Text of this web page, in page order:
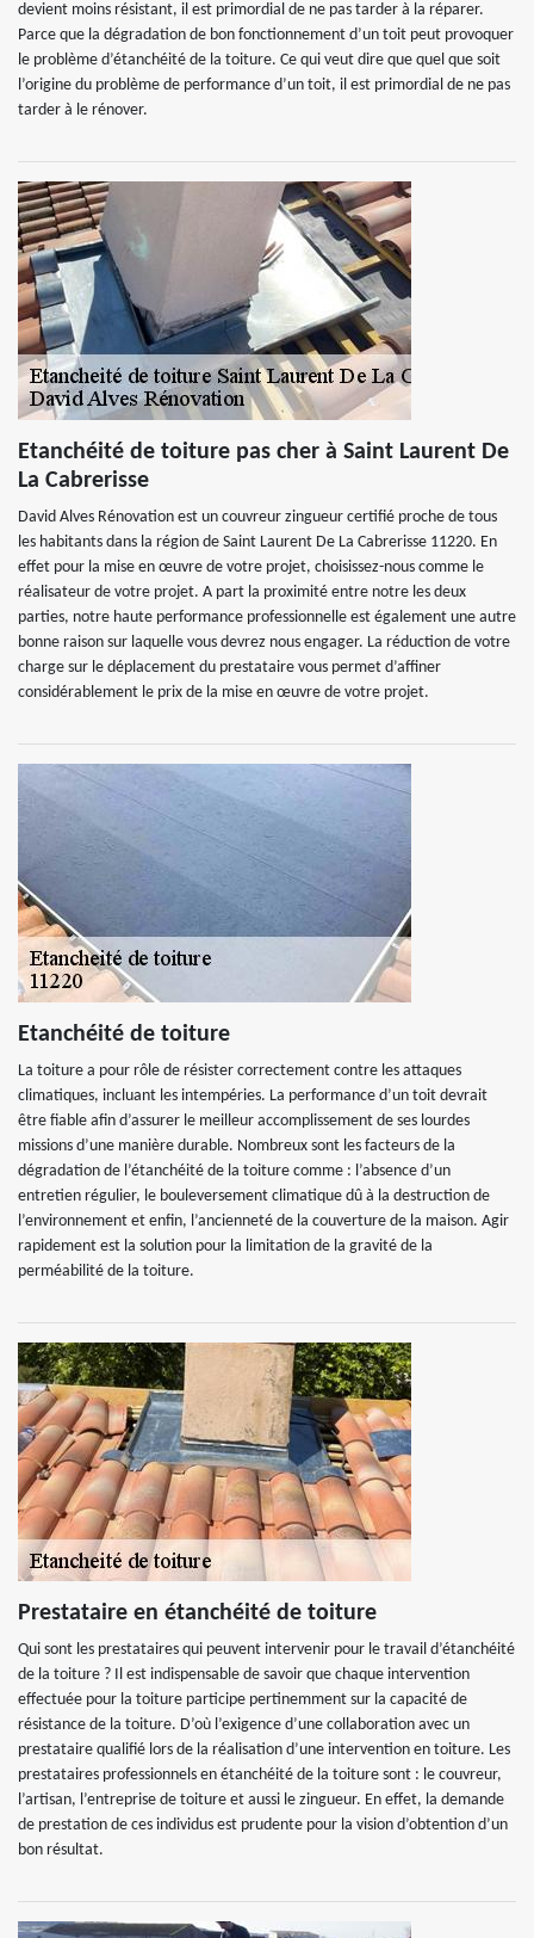
devient moins résistant, il est primordial de ne pas tarder à la réparer.
Parce que la dégradation de bon fonctionnement d’un toit peut provoquer
le problème d’étanchéité de la toiture. Ce qui veut dire que quel que soit
l’origine du problème de performance d’un toit, il est primordial de ne pas
tarder à le rénover.
Etanchéité de toiture pas cher à Saint Laurent De
La Cabrerisse
David Alves Rénovation est un couvreur zingueur certifié proche de tous
les habitants dans la région de Saint Laurent De La Cabrerisse 11220. En
effet pour la mise en œuvre de votre projet, choisissez-nous comme le
réalisateur de votre projet. A part la proximité entre notre les deux
parties, notre haute performance professionnelle est également une autre
bonne raison sur laquelle vous devrez nous engager. La réduction de votre
charge sur le déplacement du prestataire vous permet d’affiner
considérablement le prix de la mise en œuvre de votre projet.
Etanchéité de toiture
La toiture a pour rôle de résister correctement contre les attaques
climatiques, incluant les intempéries. La performance d’un toit devrait
être fiable afin d’assurer le meilleur accomplissement de ses lourdes
missions d’une manière durable. Nombreux sont les facteurs de la
dégradation de l’étanchéité de la toiture comme : l’absence d’un
entretien régulier, le bouleversement climatique dû à la destruction de
l’environnement et enfin, l’ancienneté de la couverture de la maison. Agir
rapidement est la solution pour la limitation de la gravité de la
perméabilité de la toiture.
Prestataire en étanchéité de toiture
Qui sont les prestataires qui peuvent intervenir pour le travail d’étanchéité
de la toiture ? Il est indispensable de savoir que chaque intervention
effectuée pour la toiture participe pertinemment sur la capacité de
résistance de la toiture. D’où l’exigence d’une collaboration avec un
prestataire qualifié lors de la réalisation d’une intervention en toiture. Les
prestataires professionnels en étanchéité de la toiture sont : le couvreur,
l’artisan, l’entreprise de toiture et aussi le zingueur. En effet, la demande
de prestation de ces individus est prudente pour la vision d’obtention d’un
bon résultat.